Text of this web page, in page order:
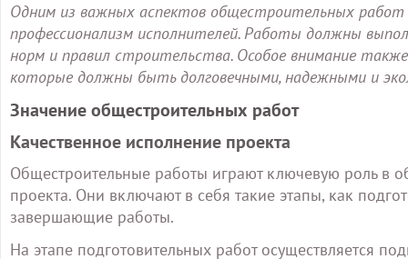
Одним из важных аспектов общестроительных работ
профессионализм исполнителей. Работы должны
норм и правил строительства. Особое внимание
которые должны быть долговечными, надежными и
Значение общестроительных работ
Качественное исполнение проекта
Общестроительные работы играют ключевую роль в
проекта. Они включают в себя такие этапы, как
завершающие работы.
На этапе подготовительных работ осуществляется